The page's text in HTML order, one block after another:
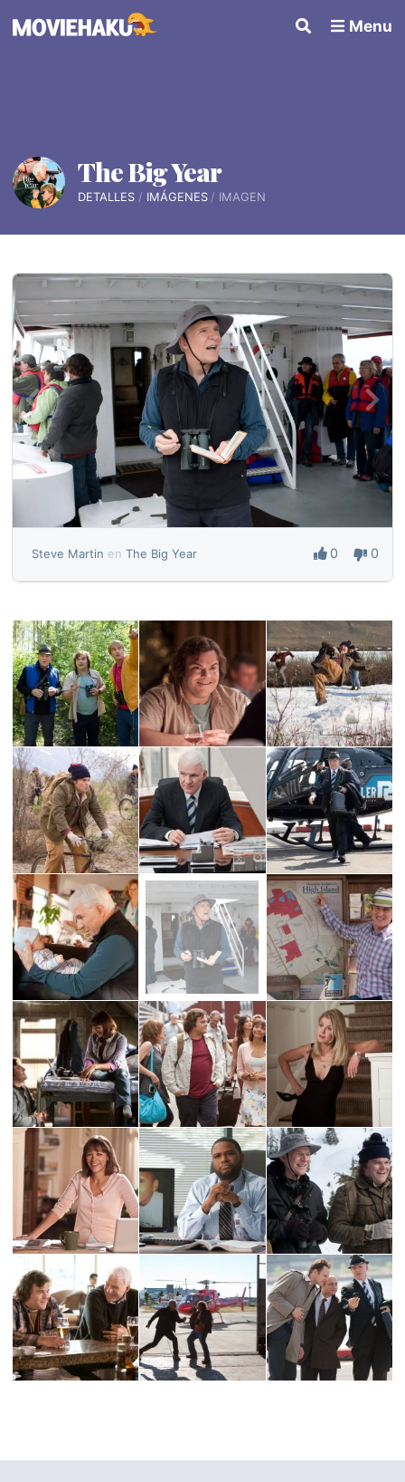
Menu
The Big Year
DETALLES IMÁGENES IMAGEN
Steve Martin en The Big Year 0 0